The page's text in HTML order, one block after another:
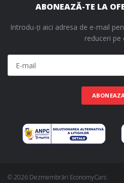
ABONEAZĂ-TE LA
Introdu-ți aici adresa de e-mail
reduceri pe
© 2026 Dezmembrări EconomyCars